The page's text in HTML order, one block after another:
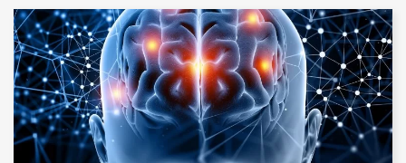
Entenda
os
Sintomas
e
Como
Diagnosticar
a
Doença